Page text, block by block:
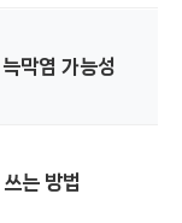
막염 가능성
는 방법